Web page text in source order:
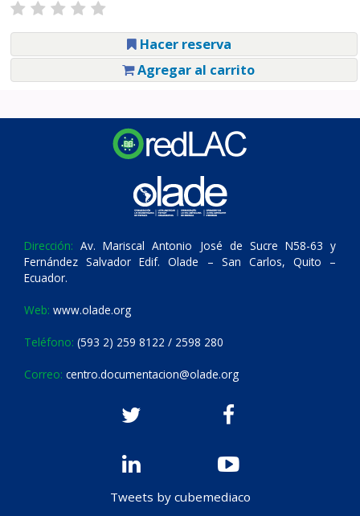
Hacer reserva
Agregar al carrito
Dirección: Av. Mariscal Antonio José de Sucre N58-63 y
Fernández Salvador Edif. Olade – San Carlos, Quito –
Ecuador.
Web: www.olade.org
Teléfono: (593 2) 259 8122 / 2598 280
Correo: centro.documentacion@olade.org
Tweets by cubemediaco